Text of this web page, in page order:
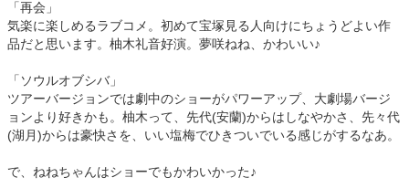
「再会」
気楽に楽しめるラブコメ。初めて宝塚見る人向けにちょうどよい作
品だと思います。柚木礼音好演。夢咲ねね、かわいい♪
「ソウルオブシバ」
ツアーバージョンでは劇中のショーがパワーアップ、大劇場バージ
ョンより好きかも。柚木って、先代(安蘭)からはしなやかさ、先々代
(湖月)からは豪快さを、いい塩梅でひきついでいる感じがするなあ。
で、ねねちゃんはショーでもかわいかった♪